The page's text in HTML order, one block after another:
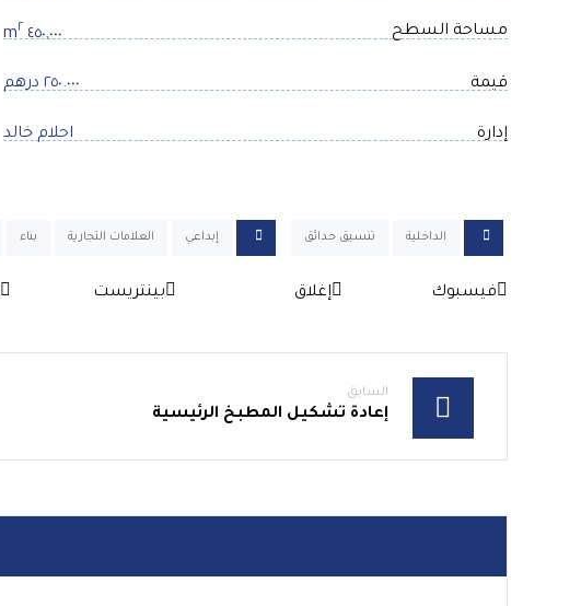
مساحة السطح ٤٥٠,٠٠٠ m ٢
قيمة ٢٥٠.٠٠٠ درهم
إدارة احلام خالد
الداخلية تنسيق حدائق إبداعي العلامات التجارية بناء
فيسبوك إغلاق بينتريست
السابق
إعادة تشكيل المطبخ الرئيسية